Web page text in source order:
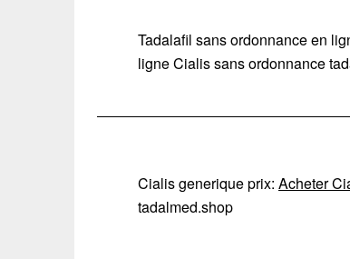
Tadalafil sans ordonnance en
ligne Cialis sans ordonnance
Cialis generique prix: Acheter
tadalmed.shop